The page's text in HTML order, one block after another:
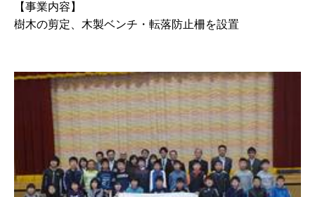
【事業内容】
樹木の剪定、木製ベンチ・転落防止柵を設置